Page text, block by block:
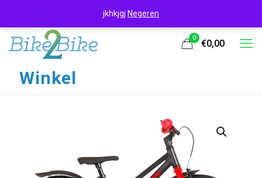
0
€0,00
Winkel
jkhkjgj Negeren